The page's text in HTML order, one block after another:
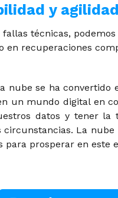
y agilidad
fallas técnicas,
en recuperaciones
nube se ha
un mundo digital en
datos y tener
La
para prosperar en este